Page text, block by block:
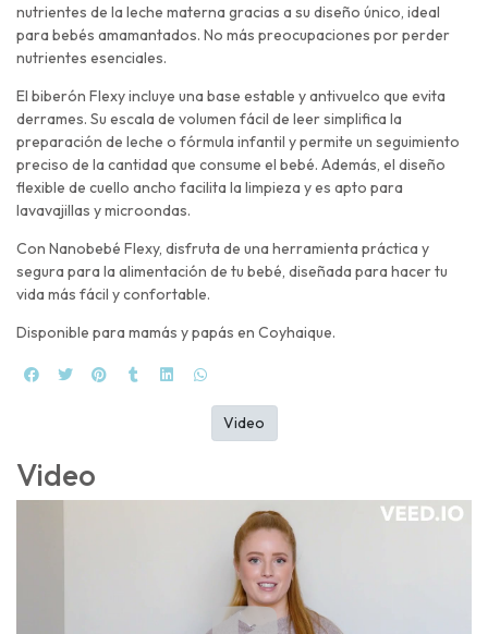
nutrientes de la leche materna gracias a su diseño único, ideal
para bebés amamantados. No más preocupaciones por perder
nutrientes esenciales.
El biberón Flexy incluye una base estable y antivuelco que evita
derrames. Su escala de volumen fácil de leer simplifica la
preparación de leche o fórmula infantil y permite un seguimiento
preciso de la cantidad que consume el bebé. Además, el diseño
flexible de cuello ancho facilita la limpieza y es apto para
lavavajillas y microondas.
Con Nanobebé Flexy, disfruta de una herramienta práctica y
segura para la alimentación de tu bebé, diseñada para hacer tu
vida más fácil y confortable.
Disponible para mamás y papás en Coyhaique.
Video
Video